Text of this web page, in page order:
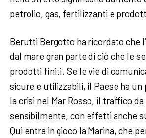
petrolio, gas, fertilizzanti e
Berutti Bergotto ha ricordato che
dal mare gran parte di ciò che le
prodotti finiti. Se le vie di
sicure e utilizzabili, il Paese ha un
la crisi nel Mar Rosso, il traffico
sensibilmente, con effetti anche
Qui entra in gioco la Marina, che